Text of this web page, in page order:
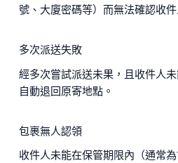
號、大廈密碼等）而無法確認收件
多次派送失敗
經多次嘗試派送未果，且收件人
自動退回原寄地點。
包裹無人認領
收件人未能在保管期限內（通常